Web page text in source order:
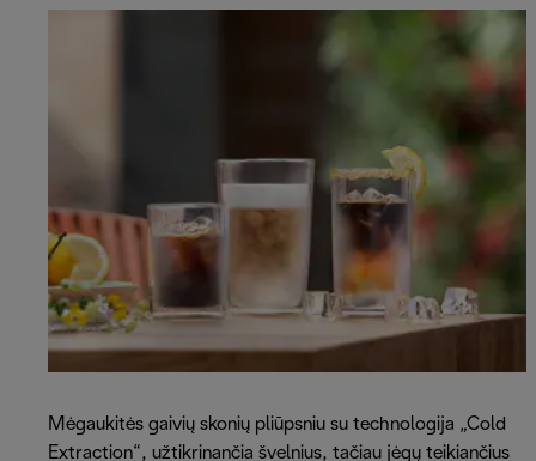
Mėgaukitės gaivių skonių pliūpsniu su technologija „Cold
Extraction“, užtikrinančia švelnius, tačiau jėgų teikiančius